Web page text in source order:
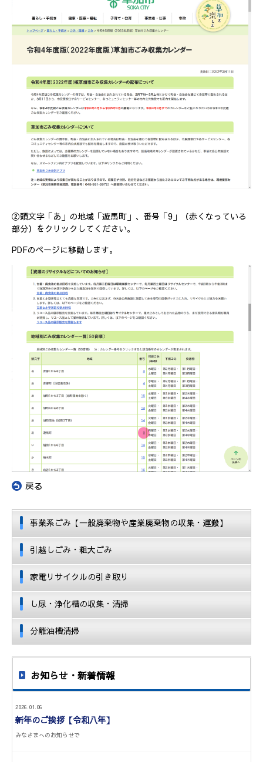
②頭文字「あ」の地域「遊馬町」、番号「9」（赤くなっている
部分）をクリックしてください。
PDFのページに移動します。
事業系ごみ【一般廃棄物や産業廃棄物の収集・運搬】
引越しごみ・粗大ごみ
家電リサイクルの引き取り
し尿・浄化槽の収集・清掃
分離油槽清掃
お知らせ・新着情報
2026.01.06
新年のご挨拶【令和八年】
みなさまへのお知らせで